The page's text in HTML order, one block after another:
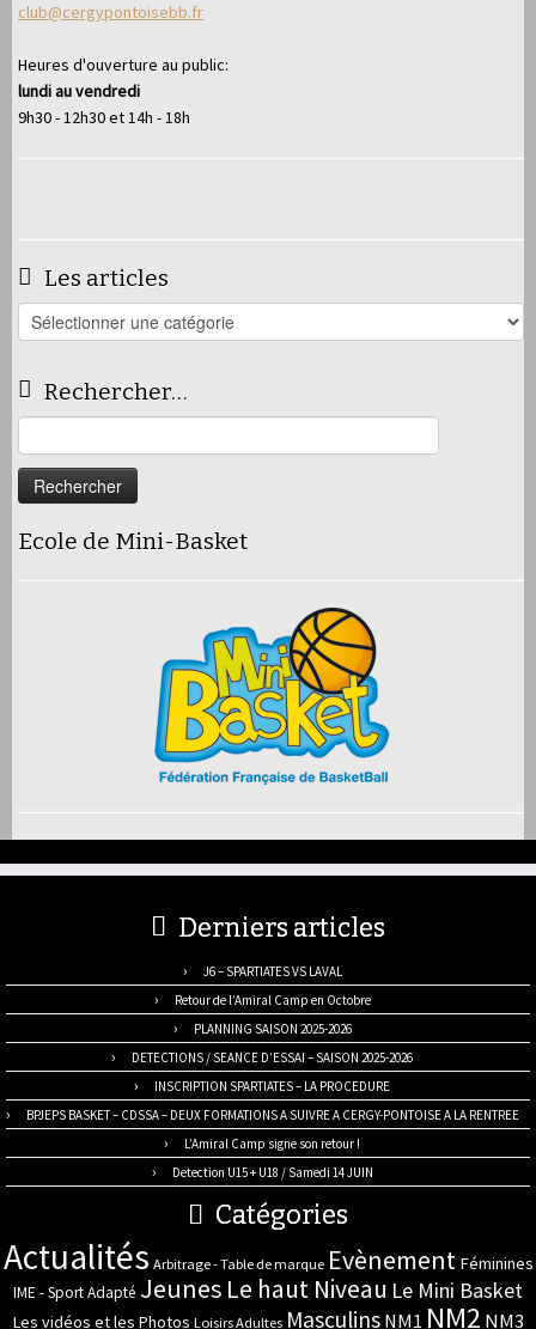
club@cergypontoisebb.fr
Heures d'ouverture au public:
lundi au vendredi
9h30 - 12h30 et 14h - 18h
Les articles
Les
articles
Rechercher…
Ecole de Mini-Basket
Derniers articles
J6 – SPARTIATES VS LAVAL
Retour de l’Amiral Camp en Octobre
PLANNING SAISON 2025-2026
DETECTIONS / SEANCE D’ESSAI – SAISON 2025-2026
INSCRIPTION SPARTIATES – LA PROCEDURE
BPJEPS BASKET – CDSSA – DEUX FORMATIONS A SUIVRE A CERGY-PONTOISE A LA RENTREE
L’Amiral Camp signe son retour !
Detection U15 + U18 / Samedi 14 JUIN
Catégories
Actualités Arbitrage - Table de marque Evènement Féminines
IME - Sport Adapté Jeunes Le haut Niveau Le Mini Basket
Les vidéos et les Photos Loisirs Adultes Masculins NM1 NM2 NM3